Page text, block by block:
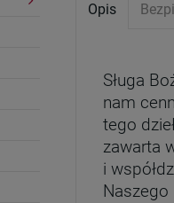
Opis
Sługa
nam
tego
zawarta
i